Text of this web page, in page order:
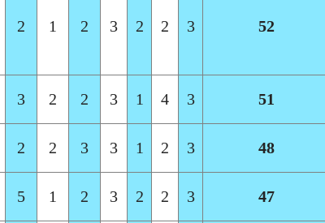
2 1 2 3 2 2 3 52
3 2 2 3 1 4 3 51
2 2 3 3 1 2 3 48
5 1 2 3 2 2 3 47